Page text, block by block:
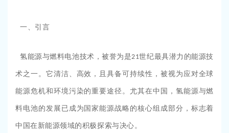
一、引言
氢能源与燃料电池技术，被誉为是21世纪最具潜力的能源技
术之一。它清洁、高效，且具备可持续性，被视为应对全球
能源危机和环境污染的重要途径。尤其在中国，氢能源与燃
料电池的发展已成为国家能源战略的核心组成部分，标志着
中国在新能源领域的积极探索与决心。